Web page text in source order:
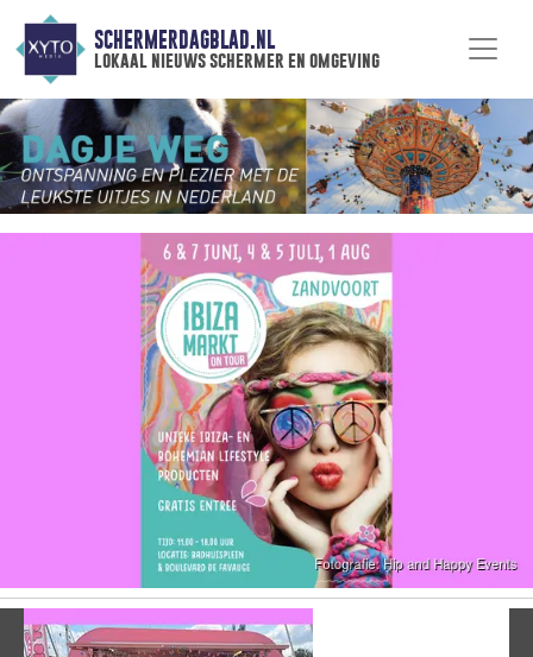
SCHERMERDAGBLAD.NL
lokaal nieuws schermer en omgeving